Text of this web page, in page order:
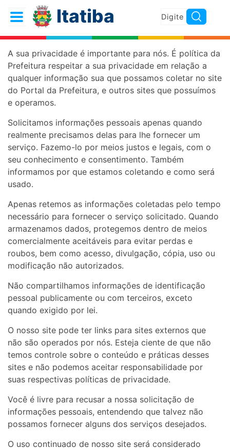
Itatiba
A sua privacidade é importante para nós. É política da
Prefeitura respeitar a sua privacidade em relação a
qualquer informação sua que possamos coletar no site
do Portal da Prefeitura, e outros sites que possuímos
e operamos.
Solicitamos informações pessoais apenas quando
realmente precisamos delas para lhe fornecer um
serviço. Fazemo-lo por meios justos e legais, com o
seu conhecimento e consentimento. Também
informamos por que estamos coletando e como será
usado.
Apenas retemos as informações coletadas pelo tempo
necessário para fornecer o serviço solicitado. Quando
armazenamos dados, protegemos dentro de meios
comercialmente aceitáveis ​​para evitar perdas e
roubos, bem como acesso, divulgação, cópia, uso ou
modificação não autorizados.
Não compartilhamos informações de identificação
pessoal publicamente ou com terceiros, exceto
quando exigido por lei.
O nosso site pode ter links para sites externos que
não são operados por nós. Esteja ciente de que não
temos controle sobre o conteúdo e práticas desses
sites e não podemos aceitar responsabilidade por
suas respectivas políticas de privacidade.
Você é livre para recusar a nossa solicitação de
informações pessoais, entendendo que talvez não
possamos fornecer alguns dos serviços desejados.
O uso continuado de nosso site será considerado